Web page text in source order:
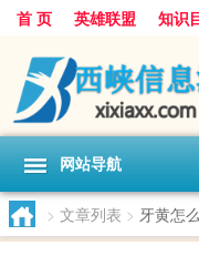
首 页 英雄联盟 知识
网站导航
> 文章列表 > 牙黄怎